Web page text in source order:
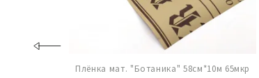
Плёнка мат. "Ботаника" 58см*10м 65мкр